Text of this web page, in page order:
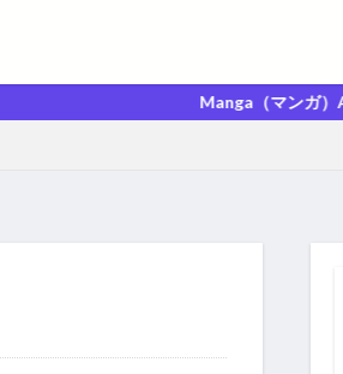
Manga（マンガ）Anime（アニメ